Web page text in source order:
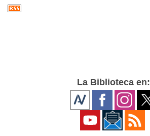
La Biblioteca en: